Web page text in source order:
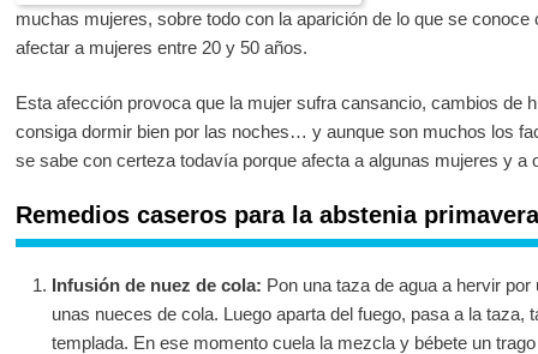
muchas mujeres, sobre todo con la aparición de lo que se
afectar a mujeres entre 20 y 50 años.
Esta afección provoca que la mujer sufra cansancio, cambios de
consiga dormir bien por las noches… y aunque son muchos los
se sabe con certeza todavía porque afecta a algunas mujeres y a
Remedios caseros para la abstenia
Infusión de nuez de cola: Pon una taza de agua a hervir
unas nueces de cola. Luego aparta del fuego, pasa a la taza,
templada. En ese momento cuela la mezcla y bébete un